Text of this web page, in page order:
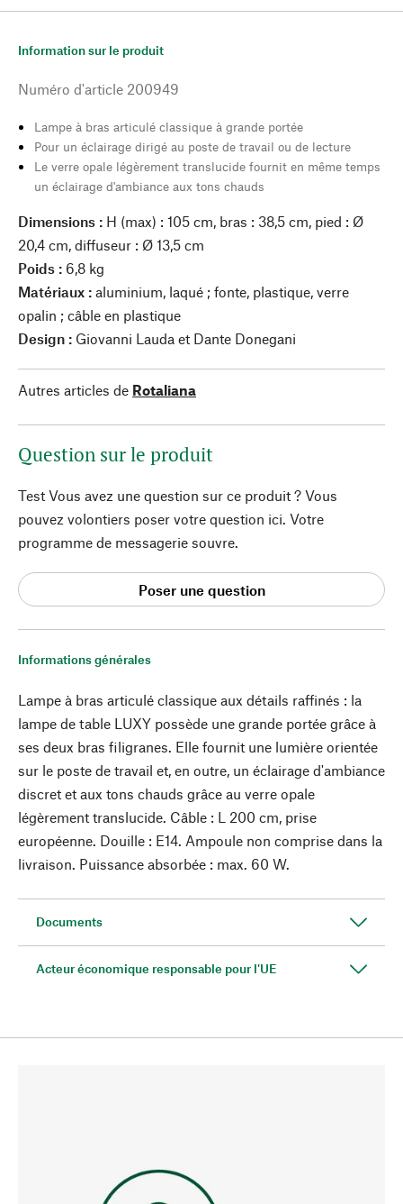
Informations générales
Lampe à bras articulé classique aux détails raffinés : la
lampe de table LUXY possède une grande portée grâce à
ses deux bras filigranes. Elle fournit une lumière orientée
sur le poste de travail et, en outre, un éclairage d'ambiance
discret et aux tons chauds grâce au verre opale
légèrement translucide. Câble : L 200 cm, prise
européenne. Douille : E14. Ampoule non comprise dans la
livraison. Puissance absorbée : max. 60 W.
Documents
Acteur économique responsable pour l'UE
Information sur le produit
Numéro d'article 200949
Lampe à bras articulé classique à grande portée
Pour un éclairage dirigé au poste de travail ou de lecture
Le verre opale légèrement translucide fournit en même temps
un éclairage d'ambiance aux tons chauds
Dimensions : H (max) : 105 cm, bras : 38,5 cm, pied : Ø
20,4 cm, diffuseur : Ø 13,5 cm
Poids : 6,8 kg
Matériaux : aluminium, laqué ; fonte, plastique, verre
opalin ; câble en plastique
Design : Giovanni Lauda et Dante Donegani
Autres articles de Rotaliana
Question sur le produit
Test Vous avez une question sur ce produit ? Vous
pouvez volontiers poser votre question ici. Votre
programme de messagerie souvre.
Poser une question